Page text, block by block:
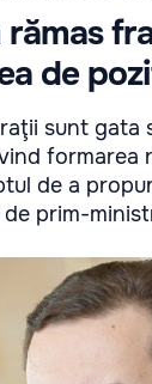
rămas
de
sunt gata
formarea
de a
prim-